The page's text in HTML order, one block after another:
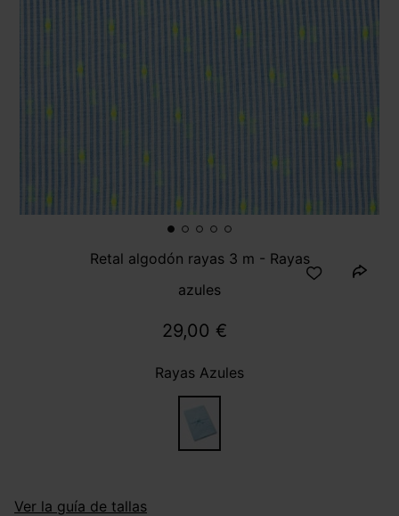
Retal algodón rayas 3 m - Rayas
azules
29,00 €
Rayas Azules
Ver la guía de tallas